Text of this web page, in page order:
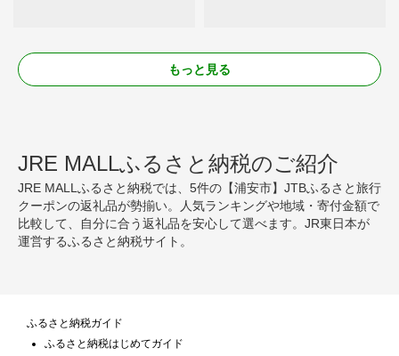
もっと見る
JRE MALLふるさと納税のご紹介
JRE MALLふるさと納税では、5件の【浦安市】JTBふるさと旅行
クーポンの返礼品が勢揃い。人気ランキングや地域・寄付金額で
比較して、自分に合う返礼品を安心して選べます。JR東日本が
運営するふるさと納税サイト。
ふるさと納税ガイド
ふるさと納税はじめてガイド